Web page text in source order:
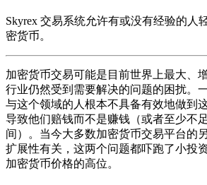
Skyrex 交易系统允许有或没有经验的人
密货币。
加密货币交易可能是目前世界上最大、
行业仍然受到需要解决的问题的困扰。
与这个领域的人根本不具备有效地做到
导致他们赔钱而不是赚钱（或者至少不
间）。当今大多数加密货币交易平台的
扩展性有关，这两个问题都吓跑了小投
加密货币价格的高位。